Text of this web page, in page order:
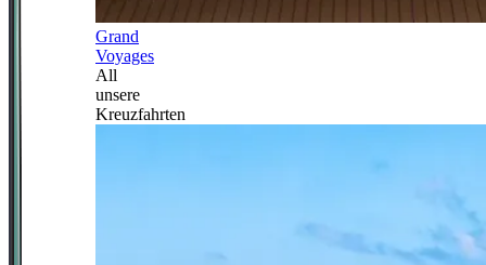
Grand
Voyages
All
unsere
Kreuzfahrten